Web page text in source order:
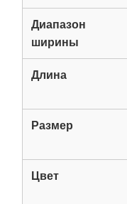
Диапазон
ширины
Длина
Размер
Цвет